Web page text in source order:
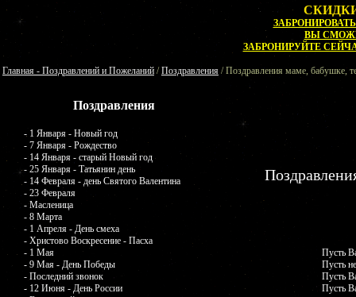
ВЫ
ЗАБРОНИРУЙТЕ
Главная - Поздравлений и Пожеланий /Поздравления / Поздравления маме, бабушке,
Поздравления
- 1 Января - Новый год
- 7 Января - Рождество
- 14 Января - старый Новый год
- 25 Января - Татьянин день
- 14 Февраля - день Святого Валентина
- 23 Февраля
- Масленица
- 8 Марта
- 1 Апреля - День смеха
- Христово Воскресение - Пасха
- 1 Мая
- 9 Мая - День Победы
- Последний звонок
- 12 Июня - День России
Пусть
Пусть
Пусть
Пусть